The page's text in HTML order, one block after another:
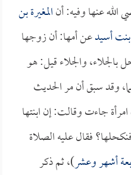
الله عنها وفيه: أنالمغيرة بن
أسيدعن أمها: أن زوجها
بالجلاء، والجلاء قيل: هو
وقد سبق أن مر الحديث
جاءت وقالت: إن ابنتها
فقال عليه الصلاة
أشهر وعشر)، ثم ذكر